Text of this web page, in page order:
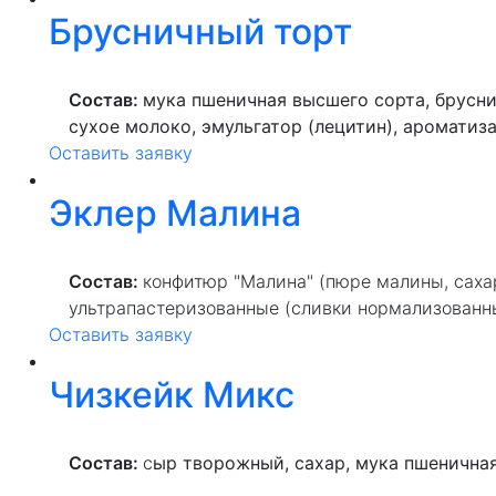
Брусничный торт
Состав: мука пшеничная высшего сорта,
сухое молоко, эмульгатор (лецитин),
эмульгатор (лецитин)), маргарин (масла
консерванты (сорбат калия, бензоат натрия)),
крахмал кукурузный, глазурь кондитерская
Оставить заявку
Эклер Малина
Состав: конфитюр "Малина" (пюре малины,
ультрапастеризованные (сливки
заменитель масла какао нетемперируемый
агент антислеживающий Е460i, эмульгатор
пищевая добавка (подсластители: Е952, Е954),
диглицериды жирных кислот, соль, регулятор
Оставить заявку
Чизкейк Микс
Состав: сыр творожный, сахар, мука